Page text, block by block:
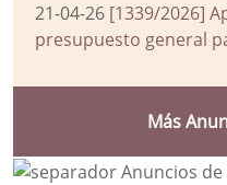
21-04-26 [1339/2026]
presupuesto general
Más